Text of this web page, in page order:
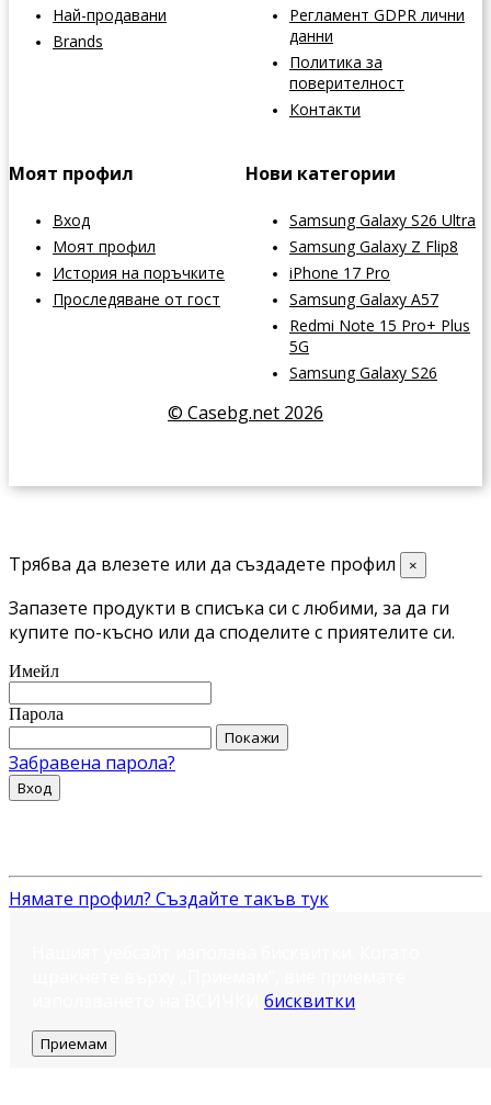
Най-продавани
Brands
Регламент GDPR лични
данни
Политика за
поверителност
Контакти
Моят профил
Вход
Моят профил
История на поръчките
Проследяване от гост
Нови категории
Samsung Galaxy S26 Ultra
Samsung Galaxy Z Flip8
iPhone 17 Pro
Samsung Galaxy A57
Redmi Note 15 Pro+ Plus
5G
Samsung Galaxy S26
© Casebg.net 2026
Трябва да влезете или да създадете профил ×
Запазете продукти в списъка си с любими, за да ги
купите по-късно или да споделите с приятелите си.
Имейл
Парола
Покажи
Забравена парола?
Вход
Нямате профил? Създайте такъв тук
бисквитки
Приемам